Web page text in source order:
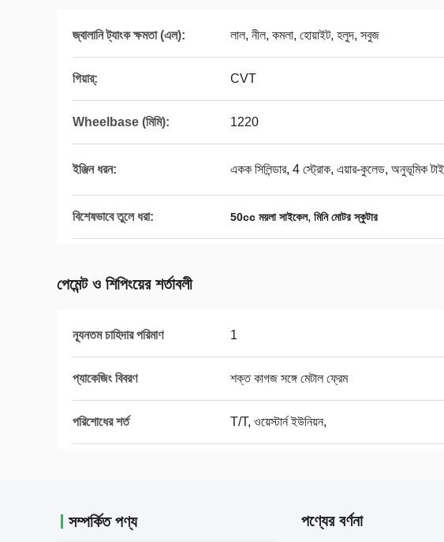
জ্বালানি ট্যাংক ক্ষমতা (এল): লাল, নীল, কমলা, হোয়াইট, হলুদ, সবুজ
গিয়ার্: CVT
Wheelbase (মিমি): 1220
ইঞ্জিন ধরন: একক সিলিন্ডার, 4 স্ট্রোক, এয়ার-কুলেড, অনুভূমিক
বিশেষভাবে তুলে ধরা: 50cc ময়লা সাইকেল, মিনি মোটর স্কুটার
পেমেন্ট ও শিপিংয়ের শর্তাবলী
ন্যূনতম চাহিদার পরিমাণ 1
প্যাকেজিং বিবরণ শক্ত কাগজ সঙ্গে মেটাল ফ্রেম
পরিশোধের শর্ত T/T, ওয়েস্টার্ন ইউনিয়ন,
সম্পর্কিত পণ্য পণ্যের বর্ণনা